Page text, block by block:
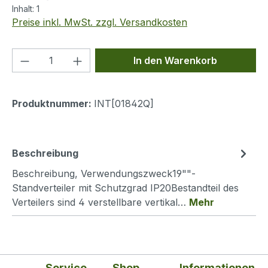
Inhalt: 1
Preise inkl. MwSt. zzgl. Versandkosten
Produkt Anzahl: Gib denIn den Warenkorb
Produktnummer: INT[01842Q]
Beschreibung
Beschreibung, Verwendungszweck19""-
Standverteiler mit Schutzgrad IP20Bestandteil des
Verteilers sind 4 verstellbare vertikal… Mehr